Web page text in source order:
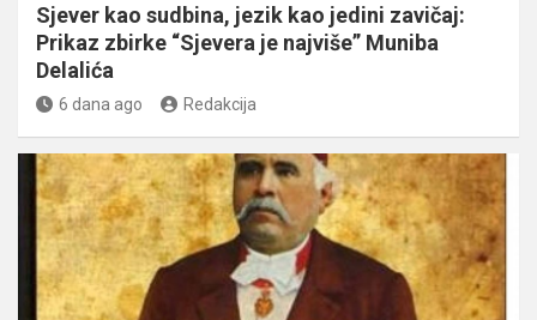
Sjever kao sudbina, jezik kao jedini zavičaj:
Prikaz zbirke “Sjevera je najviše” Muniba
Delalića
6 dana ago Redakcija